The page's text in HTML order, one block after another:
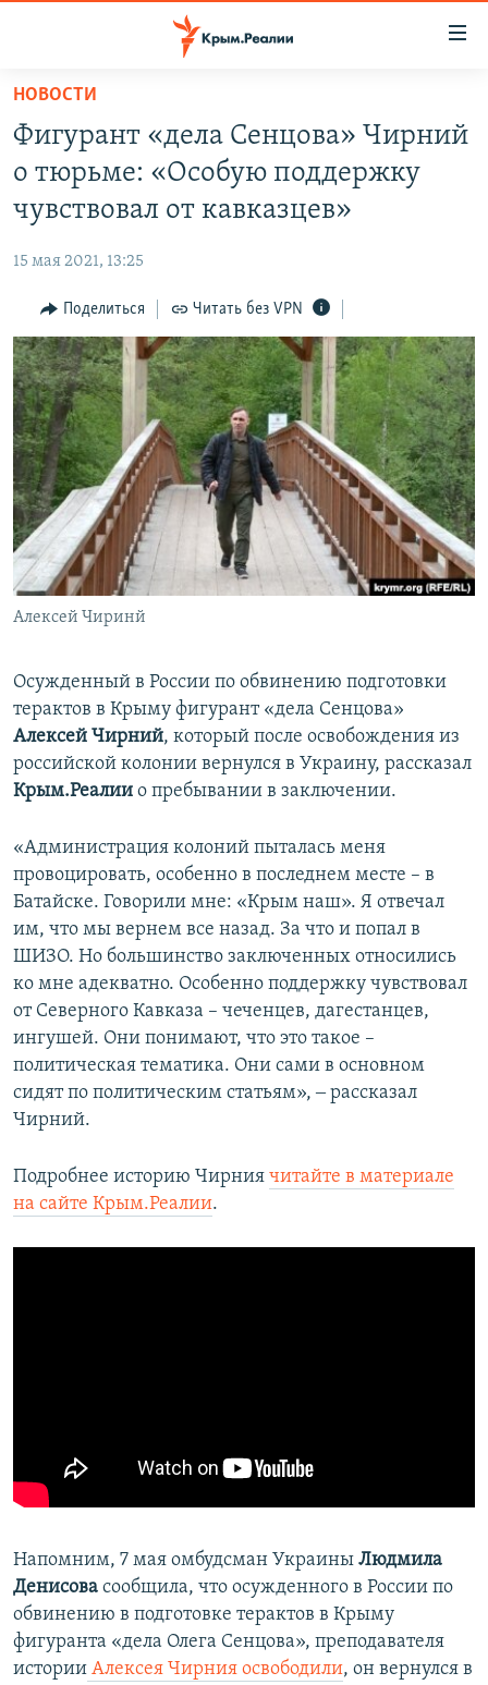
Вернуться
основному
содержанию
Вернутся
главной
Вернутся
поиску
СПЕЦПРОЕКТЫ
11 ЛЕТ ОККУПАЦИИ КРЫМА. 11 ИСТОРИЙ СОПРОТИВЛЕНИЯ
ЕЩЕ
ИНТЕРАКТИВ
ИНФОГРАФИКА
ТЕЛЕПРОЕКТ КРЫМ.РЕАЛИИ
СОВЕТЫ ПРАВОЗАЩИТНИКОВ
ПРОПАВШИЕ БЕЗ ВЕСТИ
ПОБЕДИТЕЛЕЙ НЕ СУДЯТ?
КРЫМ.НЕПОКОРЕННЫЙ
ELIFBE
УКРАИНСКАЯ ПРОБЛЕМА КРЫМА
РАДІО СВОБОДА
КАК ОБОЙТИ БЛОКИРОВКУ
Українською
Qırımtatar
ПРИСОЕДИНЯЙТЕСЬ!
НОВОСТИ
Фигурант «дела Сенцова» Чирний
о тюрьме: «Особую поддержку
чувствовал от кавказцев»
15 мая 2021, 13:25
Поделиться Читать без VPN
Алексей Чиринй
Осужденный в России по обвинению подготовки
терактов в Крыму фигурант «дела Сенцова»
Алексей Чирний, который после освобождения из
российской колонии вернулся в Украину, рассказал
Крым.Реалии о пребывании в заключении.
«Администрация колоний пыталась меня
провоцировать, особенно в последнем месте – в
Батайске. Говорили мне: «Крым наш». Я отвечал
им, что мы вернем все назад. За что и попал в
ШИЗО. Но большинство заключенных относились
ко мне адекватно. Особенно поддержку чувствовал
от Северного Кавказа – чеченцев, дагестанцев,
ингушей. Они понимают, что это такое –
политическая тематика. Они сами в основном
сидят по политическим статьям», ‒ рассказал
Чирний.
Подробнее историю Чирния читайте в материале
на сайте Крым.Реалии.
Напомним, 7 мая омбудсман Украины Людмила
Денисова сообщила, что осужденного в России по
обвинению в подготовке терактов в Крыму
фигуранта «дела Олега Сенцова», преподавателя
истории Алексея Чирния освободили, он вернулся в